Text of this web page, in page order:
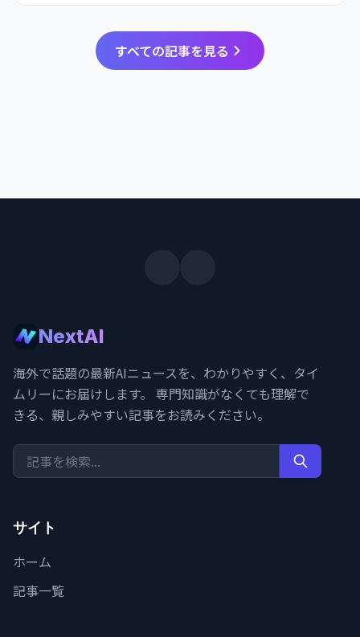
すべての記事を見る
NextAI
海外で話題の最新AIニュースを、わかりやすく、タイ
ムリーにお届けします。 専門知識がなくても理解で
きる、親しみやすい記事をお読みください。
サイト
ホーム
記事一覧